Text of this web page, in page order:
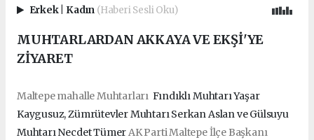
Erkek Kadın (Haberi Sesli Oku)
MUHTARLARDAN AKKAYA VE EKŞİ'YE
ZİYARET
Maltepe mahalle Muhtarları Fındıklı Muhtarı Yaşar
Kaygusuz, Zümrütevler Muhtarı Serkan Aslan ve Gülsuyu
Muhtarı Necdet Tümer AK Parti Maltepe İlçe Başkanı